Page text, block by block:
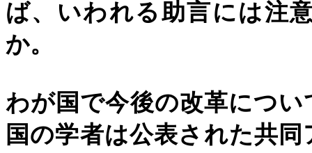
ば、いわれる助言には注
か。
わが国で今後の改革につ
国の学者は公表された共